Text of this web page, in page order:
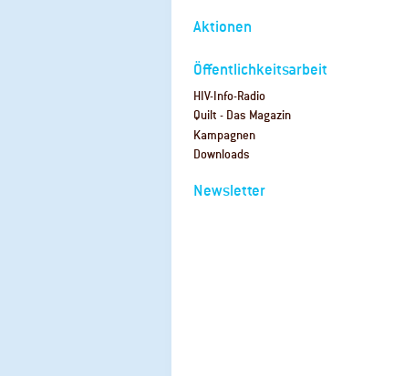
Aktionen
Öffentlichkeitsarbeit
HIV-Info-Radio
Quilt - Das Magazin
Kampagnen
Downloads
Newsletter